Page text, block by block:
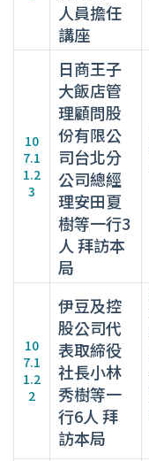
人員擔任
講座
10
7.1
1.2
3
日商王子
大飯店管
理顧問股
份有限公
司台北分
公司總經
理安田夏
樹等一行3
人 拜訪本
局
10
7.1
1.2
2
伊豆及控
股公司代
表取締役
社長小林
秀樹等一
行6人 拜
訪本局